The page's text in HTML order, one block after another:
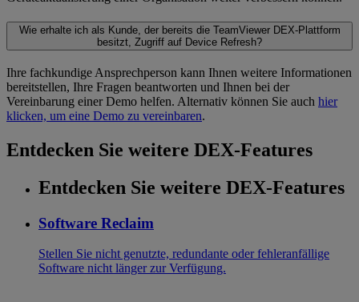
Wie erhalte ich als Kunde, der bereits die TeamViewer DEX-Plattform
besitzt, Zugriff auf Device Refresh?
Ihre fachkundige Ansprechperson kann Ihnen weitere Informationen
bereitstellen, Ihre Fragen beantworten und Ihnen bei der
Vereinbarung einer Demo helfen. Alternativ können Sie auch hier
klicken, um eine Demo zu vereinbaren.
Entdecken Sie weitere DEX-Features
Entdecken Sie weitere DEX-Features
Software Reclaim
Stellen Sie nicht genutzte, redundante oder fehleranfällige
Software nicht länger zur Verfügung.